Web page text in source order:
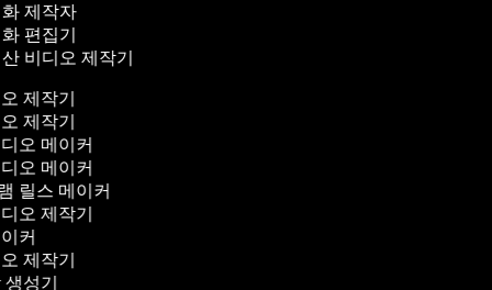
제작자
편집기
비디오 제작기
오 제작기
오 제작기
디오 메이커
디오 메이커
릴스 메이커
디오 제작기
커
오 제작기
생성기